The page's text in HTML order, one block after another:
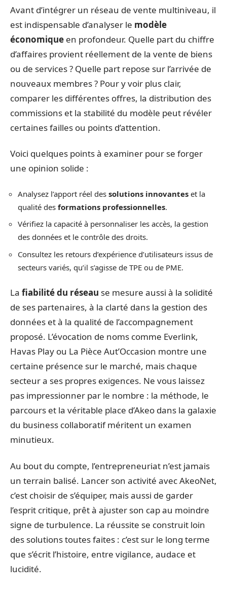
Avant d’intégrer un réseau de vente multiniveau, il
est indispensable d’analyser le modèle
économique en profondeur. Quelle part du chiffre
d’affaires provient réellement de la vente de biens
ou de services ? Quelle part repose sur l’arrivée de
nouveaux membres ? Pour y voir plus clair,
comparer les différentes offres, la distribution des
commissions et la stabilité du modèle peut révéler
certaines failles ou points d’attention.
Voici quelques points à examiner pour se forger
une opinion solide :
Analysez l’apport réel des solutions innovantes et la
qualité des formations professionnelles.
Vérifiez la capacité à personnaliser les accès, la gestion
des données et le contrôle des droits.
Consultez les retours d’expérience d’utilisateurs issus de
secteurs variés, qu’il s’agisse de TPE ou de PME.
La fiabilité du réseau se mesure aussi à la solidité
de ses partenaires, à la clarté dans la gestion des
données et à la qualité de l’accompagnement
proposé. L’évocation de noms comme Everlink,
Havas Play ou La Pièce Aut’Occasion montre une
certaine présence sur le marché, mais chaque
secteur a ses propres exigences. Ne vous laissez
pas impressionner par le nombre : la méthode, le
parcours et la véritable place d’Akeo dans la galaxie
du business collaboratif méritent un examen
minutieux.
Au bout du compte, l’entrepreneuriat n’est jamais
un terrain balisé. Lancer son activité avec AkeoNet,
c’est choisir de s’équiper, mais aussi de garder
l’esprit critique, prêt à ajuster son cap au moindre
signe de turbulence. La réussite se construit loin
des solutions toutes faites : c’est sur le long terme
que s’écrit l’histoire, entre vigilance, audace et
lucidité.